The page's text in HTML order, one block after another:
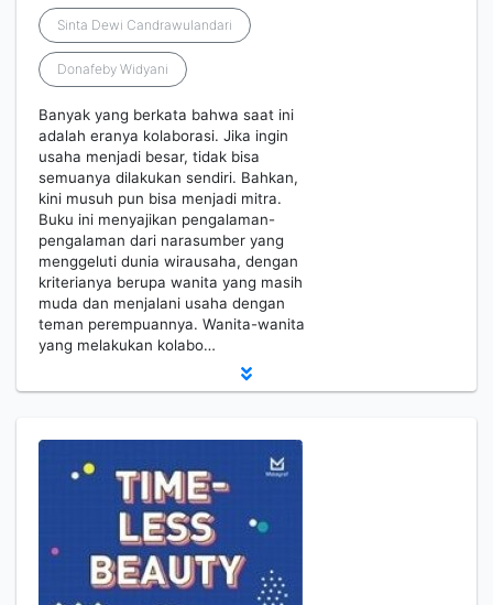
Sinta Dewi Candrawulandari
Donafeby Widyani
Banyak yang berkata bahwa saat ini
adalah eranya kolaborasi. Jika ingin
usaha menjadi besar, tidak bisa
semuanya dilakukan sendiri. Bahkan,
kini musuh pun bisa menjadi mitra.
Buku ini menyajikan pengalaman-
pengalaman dari narasumber yang
menggeluti dunia wirausaha, dengan
kriterianya berupa wanita yang masih
muda dan menjalani usaha dengan
teman perempuannya. Wanita-wanita
yang melakukan kolabo…